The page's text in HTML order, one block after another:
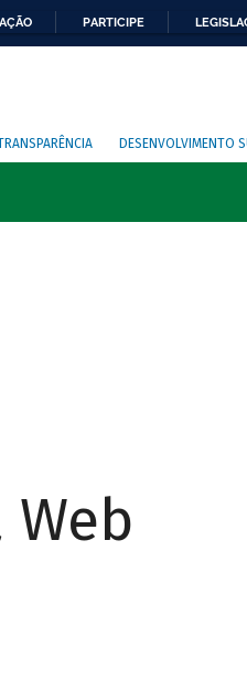
PARTICIPE
DESENVOLVIMENTO